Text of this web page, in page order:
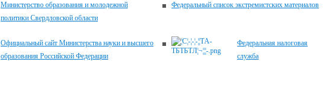
Министерство образования и молодежной
политики Свердловской области
Федеральный список экстремистских материалов
Официальный сайт Министерства науки и высшего
образования Российской Федерации
Федеральная налоговая
служба